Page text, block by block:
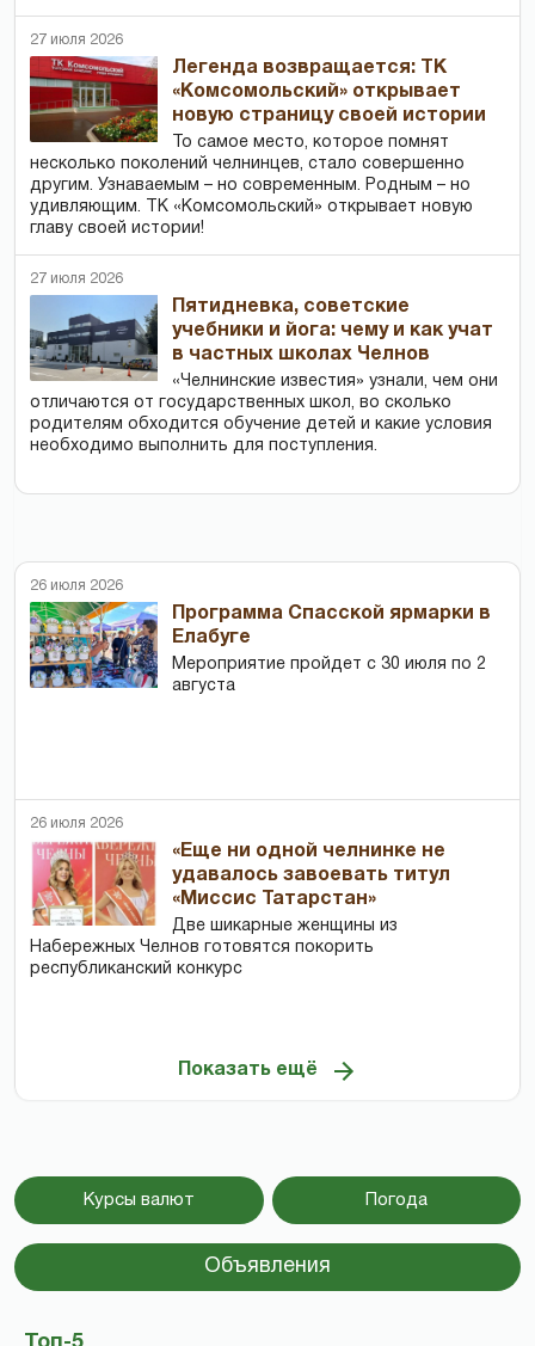
27 июля 2026
Легенда возвращается: ТК
«Комсомольский» открывает
новую страницу своей истории
То самое место, которое помнят
несколько поколений челнинцев, стало совершенно
другим. Узнаваемым – но современным. Родным – но
удивляющим. ТК «Комсомольский» открывает новую
главу своей истории!
27 июля 2026
Пятидневка, советские
учебники и йога: чему и как учат
в частных школах Челнов
«Челнинские известия» узнали, чем они
отличаются от государственных школ, во сколько
родителям обходится обучение детей и какие условия
необходимо выполнить для поступления.
26 июля 2026
Программа Спасской ярмарки в
Елабуге
Мероприятие пройдет с 30 июля по 2
августа
26 июля 2026
«Еще ни одной челнинке не
удавалось завоевать титул
«Миссис Татарстан»
Две шикарные женщины из
Набережных Челнов готовятся покорить
республиканский конкурс
Показать ещё
Курсы валют Погода
Объявления